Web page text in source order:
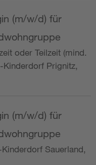
(m/w/d) für
oder Teilzeit (mind.
Prignitz,
(m/w/d) für
Sauerland,